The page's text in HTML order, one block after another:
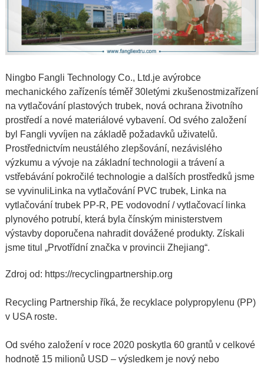
Ningbo Fangli Technology Co., Ltd.je avýrobce
mechanického zařízenís téměř 30letými zkušenostmizařízení
na vytlačování plastových trubek, nová ochrana životního
prostředí a nové materiálové vybavení. Od svého založení
byl Fangli vyvíjen na základě požadavků uživatelů.
Prostřednictvím neustálého zlepšování, nezávislého
výzkumu a vývoje na základní technologii a trávení a
vstřebávání pokročilé technologie a dalších prostředků jsme
se vyvinuli Linka na vytlačování PVC trubek, Linka na
vytlačování trubek PP-R, PE vodovodní / vytlačovací linka
plynového potrubí, která byla čínským ministerstvem
výstavby doporučena nahradit dovážené produkty. Získali
jsme titul „Prvotřídní značka v provincii Zhejiang“.
Zdroj od: https://recyclingpartnership.org
Recycling Partnership říká, že recyklace polypropylenu (PP)
v USA roste.
Od svého založení v roce 2020 poskytla 60 grantů v celkové
hodnotě 15 milionů USD – výsledkem je nový nebo